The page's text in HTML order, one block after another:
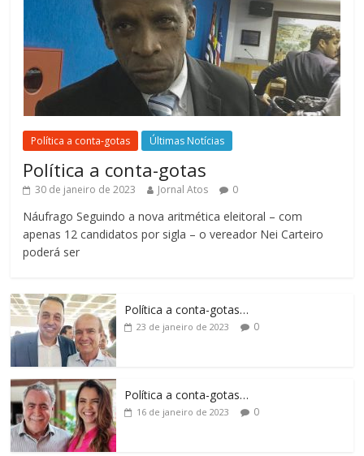
Política a conta-gotas Últimas Notícias
Política a conta-gotas
30 de janeiro de 2023 Jornal Atos 0
Náufrago Seguindo a nova aritmética eleitoral – com
apenas 12 candidatos por sigla – o vereador Nei Carteiro
poderá ser
Política a conta-gotas…
23 de janeiro de 2023 0
Política a conta-gotas…
16 de janeiro de 2023 0